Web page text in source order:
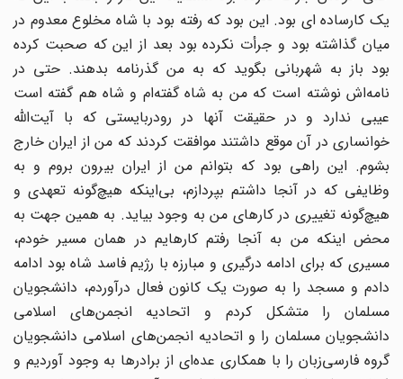
یک کارساده ای بود. این بود که رفته بود با شاه مخلوع معدوم در
میان گذاشته بود و جرأت نکرده بود بعد از این که صحبت کرده
بود باز به شهربانی بگوید که به من گذرنامه بدهند. حتی در
نامه‌اش نوشته است که من به شاه گفته‌ام و شاه هم گفته است
عیبی ندارد و در حقیقت آنها در رودربایستی که با آیت‌الله
خوانساری در آن موقع داشتند موافقت کردند که من از ایران خارج
بشوم. این راهی بود که بتوانم من از ایران بیرون بروم و به
وظایفی که در آنجا داشتم بپردازم، بی‌اینکه هیچ‌گونه تعهدی و
هیچ‌گونه تغییری در کارهای من به وجود بیاید. به همین جهت به
محض اینکه من به آنجا رفتم کارهایم در همان مسیر خودم،
مسیری که برای ادامه درگیری و مبارزه با رژیم فاسد شاه بود ادامه
دادم و مسجد را به صورت یک کانون فعال درآوردم، دانشجویان
مسلمان را متشکل کردم و اتحادیه انجمن‌های اسلامی
دانشجویان مسلمان را و اتحادیه انجمن‌های اسلامی دانشجویان
گروه فارسی‌زبان را با همکاری عده‌ای از برادرها به وجود آوردیم و